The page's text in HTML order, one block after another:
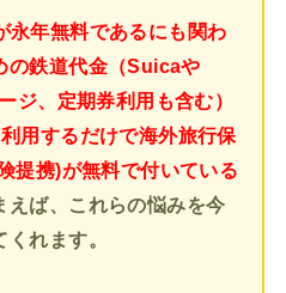
永年無料であるにも関わ
の鉄道代金（Suicaや
ジ、定期券利用も含む）
用するだけで海外旅行保
提携)が無料で付いている
えば、これらの悩みを今
れます。